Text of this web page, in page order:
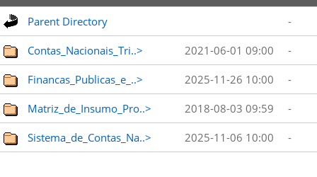
Parent Directory -
Contas_Nacionais_Tri..> 2021-06-01 09:00 -
Financas_Publicas_e_..> 2025-11-26 10:00 -
Matriz_de_Insumo_Pro..> 2018-08-03 09:59 -
Sistema_de_Contas_Na..> 2025-11-06 10:00 -